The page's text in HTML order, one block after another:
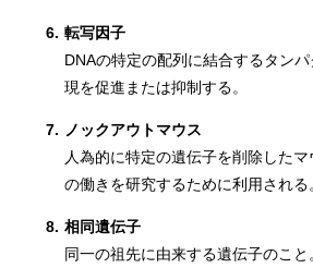
6. 転写因子
DNAの特定の配列に結合するタン
現を促進または抑制する。
7. ノックアウトマウス
人為的に特定の遺伝子を削除した
の働きを研究するために利用される
8. 相同遺伝子
同一の祖先に由来する遺伝子のこと